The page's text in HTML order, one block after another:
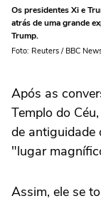
Os presidentes Xi e
atrás de uma grande
Trump.
Foto: Reuters / BBC
Após as
Templo do
de antiguidade
"lugar
Assim, ele se